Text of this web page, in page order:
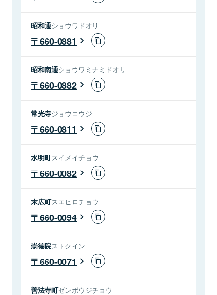
昭和通ショウワドオリ
660-0881
昭和南通ショウワミナミドオリ
660-0882
常光寺ジョウコウジ
660-0811
水明町スイメイチョウ
660-0082
末広町スエヒロチョウ
660-0094
崇徳院ストクイン
660-0071
善法寺町ゼンポウジチョウ